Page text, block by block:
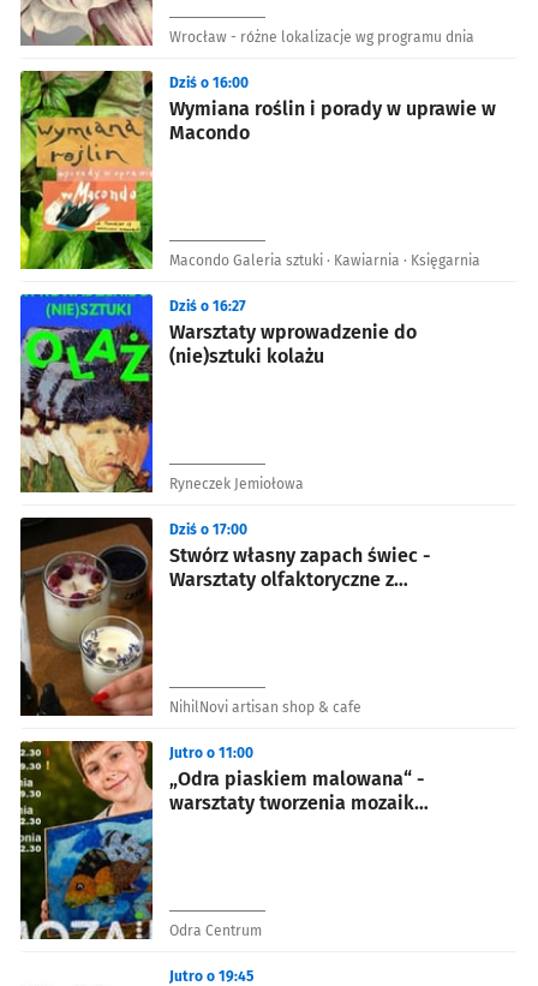
Wrocław - różne lokalizacje wg programu dnia
Wymiana roślin i porady w uprawie w
Macondo
Dziś o 16:00
Macondo Galeria sztuki · Kawiarnia · Księgarnia
Warsztaty wprowadzenie do
(nie)sztuki kolażu
Dziś o 16:27
Ryneczek Jemiołowa
Stwórz własny zapach świec -
Warsztaty olfaktoryczne z
Dziś o 17:00
NihilNovi artisan shop & cafe
„Odra piaskiem malowana“ -
warsztaty tworzenia mozaik
Jutro o 11:00
Odra Centrum
Jutro o 19:45